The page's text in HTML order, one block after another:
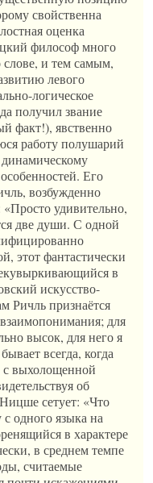
свойственна
оценка
философ много
слове, и тем самым,
левого
логическое
получил звание
факт!), явственно
работу полушарий
Его
возбужденно
удивительно,
две души. С одной
этот фантастически
в
искусство-
Ричль признаётся
для
высок, для него я
всегда, когда
с выхолощенной
об
сетует: «Что
с одного языка на
в характере
в среднем темпе
считаемые